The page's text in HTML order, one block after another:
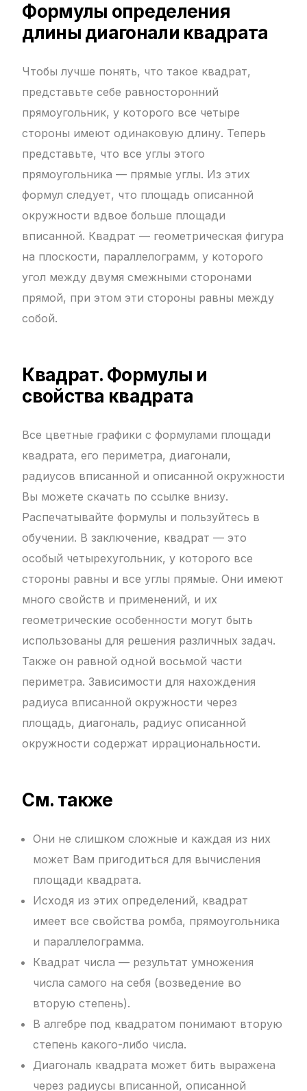
Формулы определения
длины диагонали квадрата
Чтобы лучше понять, что такое квадрат,
представьте себе равносторонний
прямоугольник, у которого все четыре
стороны имеют одинаковую длину. Теперь
представьте, что все углы этого
прямоугольника — прямые углы. Из этих
формул следует, что площадь описанной
окружности вдвое больше площади
вписанной. Квадрат — геометрическая фигура
на плоскости, параллелограмм, у которого
угол между двумя смежными сторонами
прямой, при этом эти стороны равны между
собой.
Квадрат. Формулы и
свойства квадрата
Все цветные графики с формулами площади
квадрата, его периметра, диагонали,
радиусов вписанной и описанной окружности
Вы можете скачать по ссылке внизу.
Распечатывайте формулы и пользуйтесь в
обучении. В заключение, квадрат — это
особый четырехугольник, у которого все
стороны равны и все углы прямые. Они имеют
много свойств и применений, и их
геометрические особенности могут быть
использованы для решения различных задач.
Также он равной одной восьмой части
периметра. Зависимости для нахождения
радиуса вписанной окружности через
площадь, диагональ, радиус описанной
окружности содержат иррациональности.
См. также
Они не слишком сложные и каждая из них
может Вам пригодиться для вычисления
площади квадрата.
Исходя из этих определений, квадрат
имеет все свойства ромба, прямоугольника
и параллелограмма.
Квадрат числа — результат умножения
числа самого на себя (возведение во
вторую степень).
В алгебре под квадратом понимают вторую
степень какого-либо числа.
Диагональ квадрата может бить выражена
через радиусы вписанной, описанной